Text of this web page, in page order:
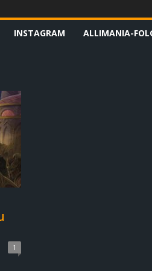
INSTAGRAM ALLIMANIA-
1